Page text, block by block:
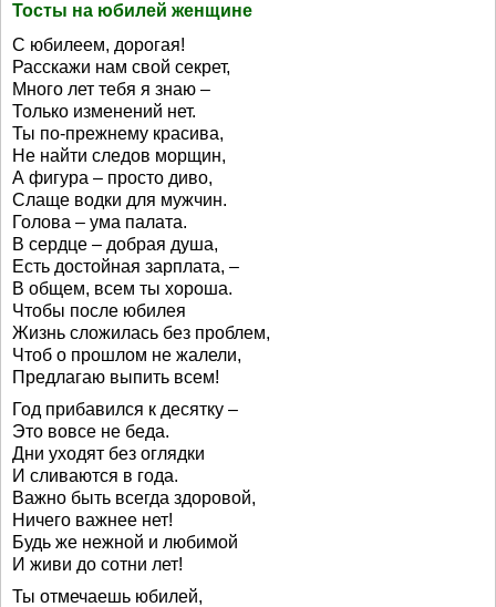
Тосты на юбилей женщине
С юбилеем, дорогая!
Расскажи нам свой секрет,
Много лет тебя я знаю –
Только изменений нет.
Ты по-прежнему красива,
Не найти следов морщин,
А фигура – просто диво,
Слаще водки для мужчин.
Голова – ума палата.
В сердце – добрая душа,
Есть достойная зарплата, –
В общем, всем ты хороша.
Чтобы после юбилея
Жизнь сложилась без проблем,
Чтоб о прошлом не жалели,
Предлагаю выпить всем!
Год прибавился к десятку –
Это вовсе не беда.
Дни уходят без оглядки
И сливаются в года.
Важно быть всегда здоровой,
Ничего важнее нет!
Будь же нежной и любимой
И живи до сотни лет!
Ты отмечаешь юбилей,